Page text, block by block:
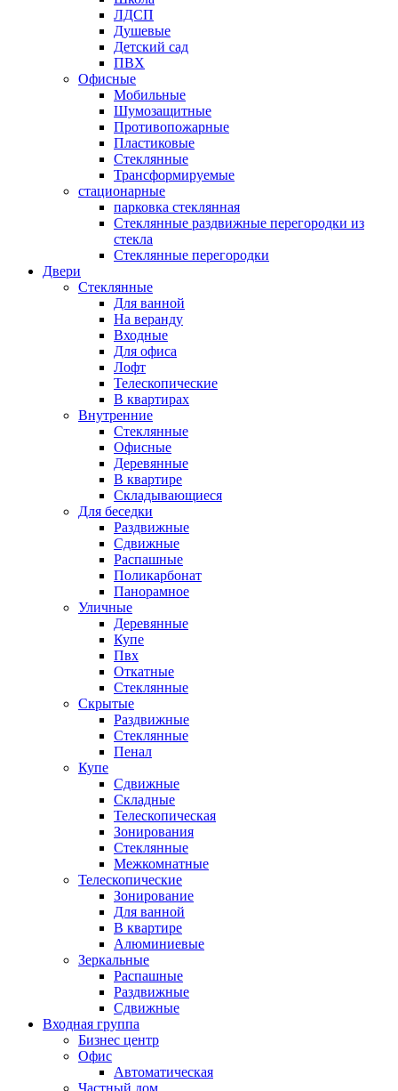
ЛДСП
Душевые
Детский сад
ПВХ
Офисные
Мобильные
Шумозащитные
Противопожарные
Пластиковые
Стеклянные
Трансформируемые
стационарные
парковка стеклянная
Стеклянные раздвижные перегородки из
стекла
Стеклянные перегородки
Двери
Стеклянные
Для ванной
На веранду
Входные
Для офиса
Лофт
Телескопические
В квартирах
Внутренние
Стеклянные
Офисные
Деревянные
В квартире
Складывающиеся
Для беседки
Раздвижные
Сдвижные
Распашные
Поликарбонат
Панорамное
Уличные
Деревянные
Купе
Пвх
Откатные
Стеклянные
Скрытые
Раздвижные
Стеклянные
Пенал
Купе
Сдвижные
Складные
Телескопическая
Зонирования
Стеклянные
Межкомнатные
Телескопические
Зонирование
Для ванной
В квартире
Алюминиевые
Зеркальные
Распашные
Раздвижные
Сдвижные
Входная группа
Бизнес центр
Офис
Автоматическая
Частный дом